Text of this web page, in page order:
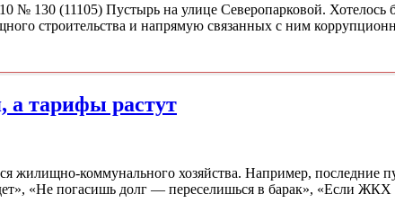
№ 130 (11105) Пустырь на улице Северопарковой. Хотелось
строительства и напрямую связанных с ним
а тарифы растут
жилищно-коммунального хозяйства. Например, последние
«Не погасишь долг — переселишься в барак», «Если ЖКХ